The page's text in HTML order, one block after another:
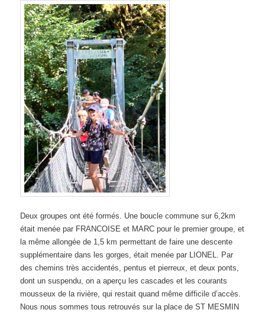
Deux groupes ont été formés. Une boucle commune sur 6, 2km
était menée par FRANCOISE et MARC pour le premier groupe, et
la même allongée de 1,5 km permettant de faire une descente
supplémentaire dans les gorges, était menée par LIONEL. Par
des chemins très accidentés, pentus et pierreux, et deux ponts,
dont un suspendu, on a aperçu les cascades et les courants
mousseux de la rivière, qui restait quand même difficile d’accès.
Nous nous sommes tous retrouvés sur la place de ST MESMIN